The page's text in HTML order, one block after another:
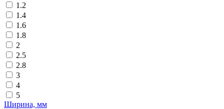
1.2
1.4
1.6
1.8
2
2.5
2.8
3
4
5
Ширина, мм